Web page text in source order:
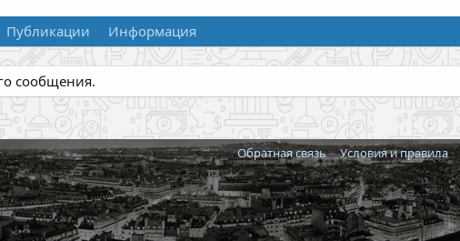
Публикации Информация
сообщения.
Обратная связь Условия и правила